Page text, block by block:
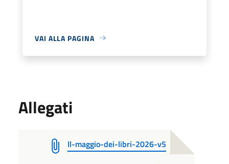
VAI ALLA PAGINA
Allegati
Il-maggio-dei-libri-2026-v5